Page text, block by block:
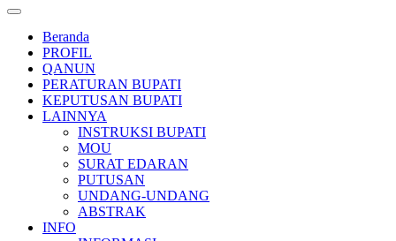
Beranda
PROFIL
QANUN
PERATURAN BUPATI
KEPUTUSAN BUPATI
LAINNYA
INSTRUKSI BUPATI
MOU
SURAT EDARAN
PUTUSAN
UNDANG-UNDANG
ABSTRAK
INFO